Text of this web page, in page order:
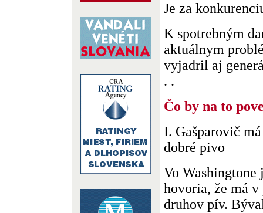
Je za
K spotrebným
aktuálnym
vyjadril aj
. .
Čo by na to
I. Gašparovič
dobré pivo
Vo
hovoria, že má
druhov pív.